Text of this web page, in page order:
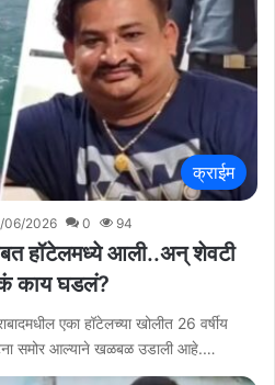
क्राईम
06/2026 0 94
हॉटेलमध्ये आली..अन् शेवटी
काय घडलं?
एका हॉटेलच्या खोलीत 26 वर्षीय
समोर आल्याने खळबळ उडाली आहे.…